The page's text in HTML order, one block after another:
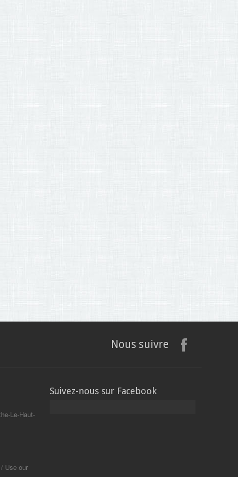
Nous suivre
Le-Haut-
Use our
Suivez-nous sur Facebook